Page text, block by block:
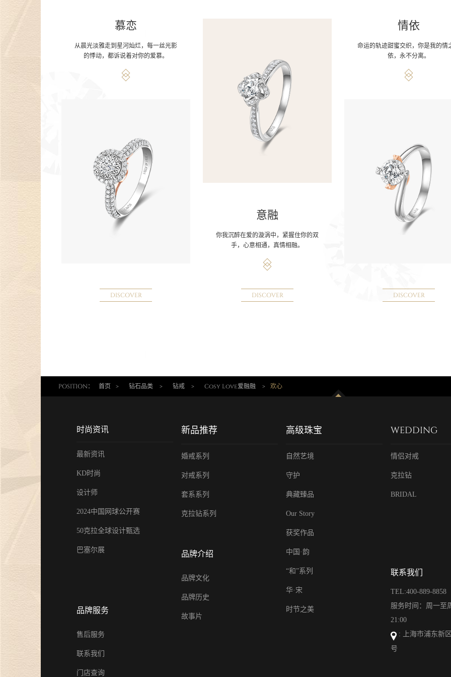
慕恋
从晨光淡雅走到星河灿烂，每一丝光影
的悸动，都诉说着对你的爱慕。
DISCOVER
意融
你我沉醉在爱的漩涡中，紧握住你的双
手，心意相通，真情相融。
DISCOVER
情依
命运的轨迹甜蜜交织，你是我的情
依，永不分离。
DISCOVER
POSITION： 首页 > 钻石品类 > 钻戒 > Cosy Love爱融融 > 欢心
时尚资讯
最新资讯
KD时尚
设计师
2024中国网球公开赛
50克拉全球设计甄选
巴塞尔展
品牌服务
售后服务
联系我们
门店查询
新品推荐
婚戒系列
对戒系列
套系系列
克拉钻系列
品牌介绍
品牌文化
品牌历史
故事片
高级珠宝
自然艺境
守护
典藏臻品
Our Story
获奖作品
中国·韵
“和”系列
华·宋
时节之美
WEDDING
情侣对戒
克拉钻
BRIDAL
联系我们
TEL:400-889-8858
服务时间：周一至
21:00
: 上海市浦东新
号